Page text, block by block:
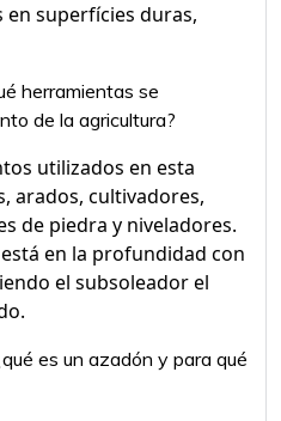
en superfícies duras,
herramientas se
de la agricultura?
utilizados en esta
arados, cultivadores,
de piedra y niveladores.
en la profundidad con
el subsoleador el
es un azadón y para qué